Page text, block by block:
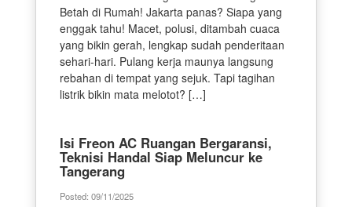
Betah di Rumah! Jakarta panas? Siapa yang
enggak tahu! Macet, polusi, ditambah cuaca
yang bikin gerah, lengkap sudah penderitaan
sehari-hari. Pulang kerja maunya langsung
rebahan di tempat yang sejuk. Tapi tagihan
listrik bikin mata melotot? […]
Isi Freon AC Ruangan Bergaransi,
Teknisi Handal Siap Meluncur ke
Tangerang
Posted: 09/11/2025